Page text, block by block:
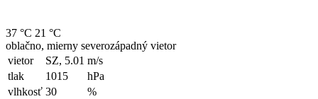
37 °C 21 °C
oblačno, mierny severozápadný vietor
vietor
SZ, 5.01 m/s
tlak
1015
hPa
vlhkosť 30
%